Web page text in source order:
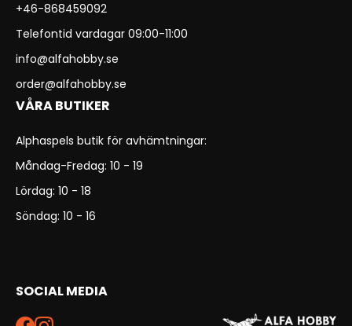
+46-868459092
Telefontid vardagar 09:00-11:00
info@alfahobby.se
order@alfahobby.se
VÅRA BUTIKER
Alphaspels butik för avhämtningar:
Måndag-Fredag: 10 - 19
Lördag: 10 - 18
Söndag: 10 - 16
SOCIAL MEDIA